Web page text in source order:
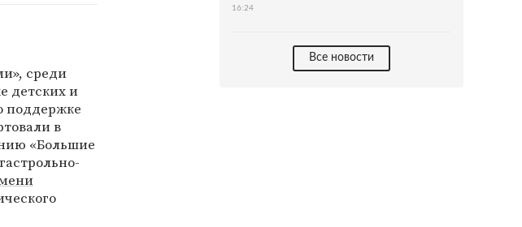
среди
детских и
поддержке
в
«Большие
16:24
Все новости